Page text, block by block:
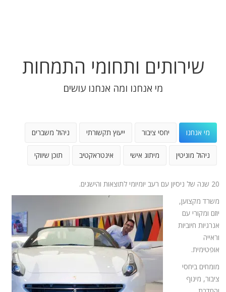
שירותים ותחומי התמחות
מי אנחנו ומה אנחנו עושים
מי אנחנו יחסי ציבור ייעוץ תקשורתי ניהול משברים
ניהול מוניטין מיתוג אישי אינטראקטיב תוכן שיווקי
20 שנה של ניסיון עם רעב יומיומי לתוצאות והישגים.
משרד מקצוען,
יוזם ומקורי עם
אנרגיות חיוביות
וראייה
אופטימית.
מומחים ביחסי
ציבור, מינוף